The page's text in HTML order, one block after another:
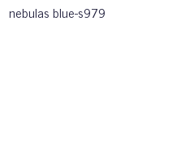
nebulas blue-s979